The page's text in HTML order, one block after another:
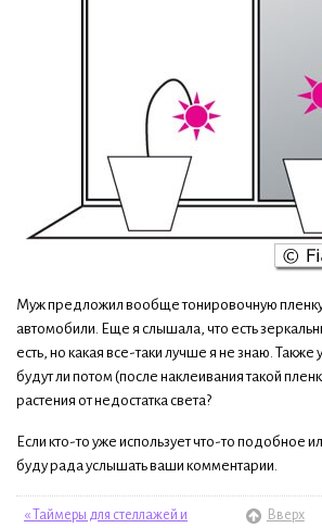
Муж предложил вообще тонировочную
автомобили. Еще я слышала, что есть
есть, но какая все-таки лучше я не знаю. Также
будут ли потом (после наклеивания такой
растения от недостатка света?
Если кто-то уже использует что-то подобное
буду рада услышать ваши комментарии.
« Таймеры для стеллажей и
Вверх